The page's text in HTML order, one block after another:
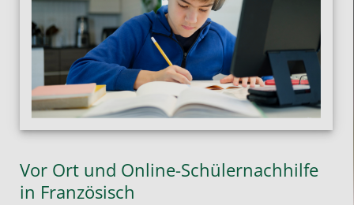
Vor Ort und Online-Schülernachhilfe
in Französisch